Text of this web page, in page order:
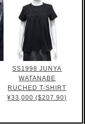
SS1998 JUNYA
WATANABE
RUCHED T-SHIRT
¥33,000 ($207.90)